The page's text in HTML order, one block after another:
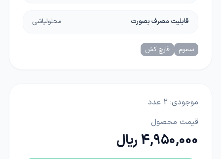
قابلیت مصرف بصورت محلولپاشی
سموم قارچ کش
موجودی: 2 عدد
قیمت محصول
4,950,000 ریال